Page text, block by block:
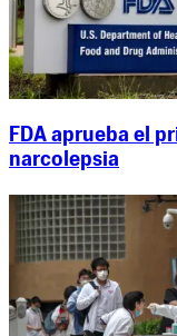
FDA aprueba el
narcolepsia